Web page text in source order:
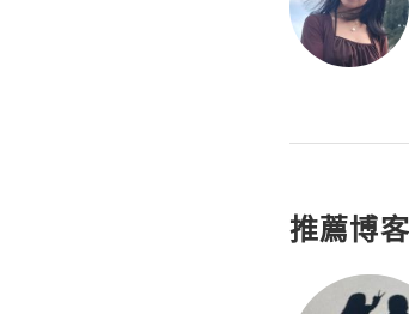
推薦博客